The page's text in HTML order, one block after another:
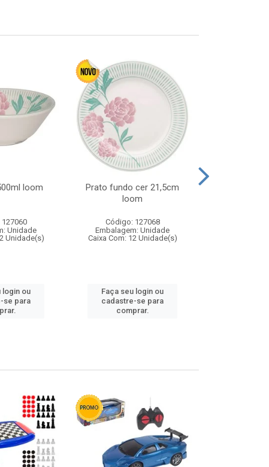
loom
Unidade
Unidade(s)
login ou
se para
Prato fundo cer 21,5cm
loom
Código: 127068
Embalagem: Unidade
Caixa Com: 12 Unidade(s)
Faça seu login ou
cadastre-se para
comprar.